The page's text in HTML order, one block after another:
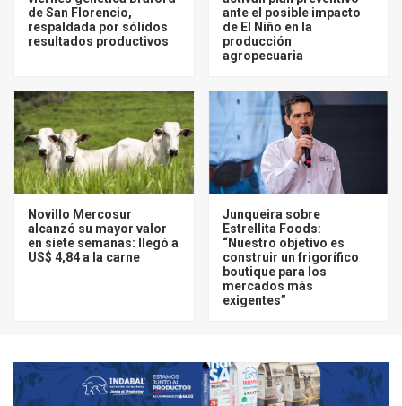
de San Florencio,
respaldada por sólidos
resultados productivos
ante el posible impacto
de El Niño en la
producción
agropecuaria
Novillo Mercosur
alcanzó su mayor valor
en siete semanas: llegó a
US$ 4,84 a la carne
Junqueira sobre
Estrellita Foods:
“Nuestro objetivo es
construir un frigorífico
boutique para los
mercados más
exigentes”